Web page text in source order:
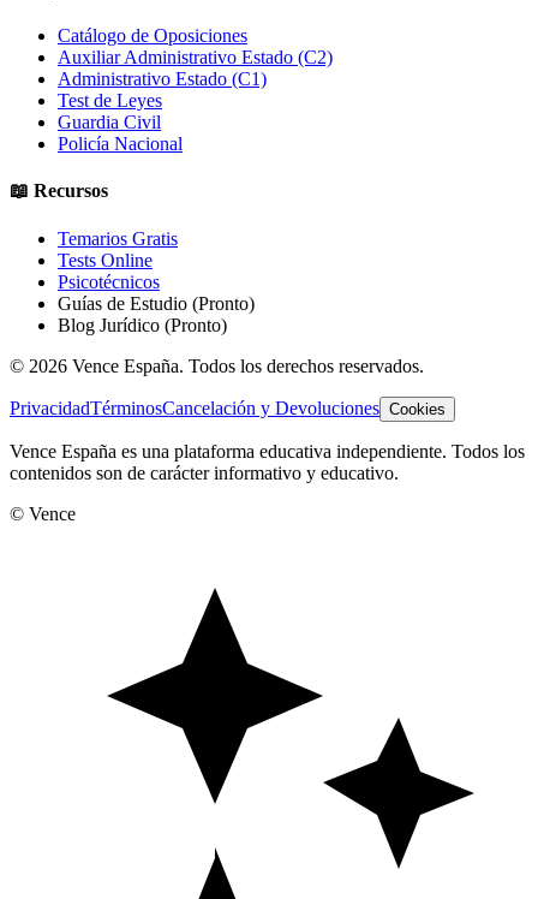
Catálogo de Oposiciones
Auxiliar Administrativo Estado (C2)
Administrativo Estado (C1)
Test de Leyes
Guardia Civil
Policía Nacional
📖 Recursos
Temarios Gratis
Tests Online
Psicotécnicos
Guías de Estudio (Pronto)
Blog Jurídico (Pronto)
© 2026 Vence España. Todos los derechos reservados.
PrivacidadTérminosCancelación y Devoluciones Cookies
Vence España es una plataforma educativa independiente. Todos los
contenidos son de carácter informativo y educativo.
© Vence